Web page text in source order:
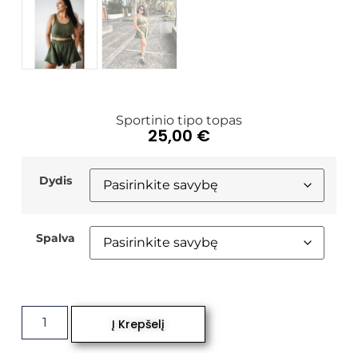
Sportinio tipo topas
25,00 €
Dydis
Spalva
Į Krepšelį